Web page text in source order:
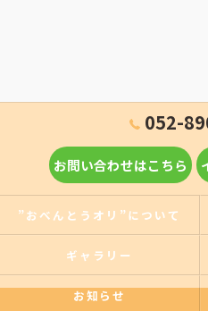
052-
お問い合わせはこちら
”おべんとうオリ”について
ギャラリー
お知らせ